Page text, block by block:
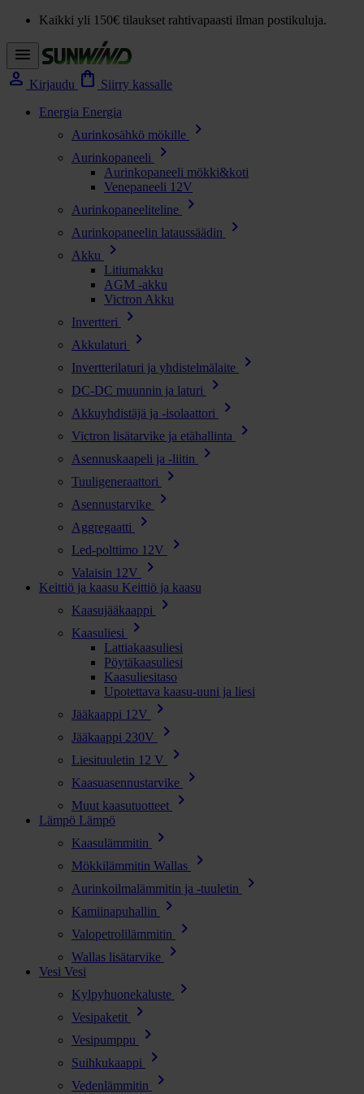
Kaikki yli 150€ tilaukset rahtivapaasti ilman postikuluja.
menu
person Kirjaudu shopping_bag Siirry kassalle
Energia Energia
Aurinkosähkö mökille
chevron_right
Aurinkopaneeli chevron_right
Aurinkopaneeli mökki&koti
Venepaneeli 12V
Aurinkopaneeliteline
chevron_right
Aurinkopaneelin lataussäädin chevron_right
Akku chevron_right
Litiumakku
AGM -akku
Victron Akku
Invertteri
chevron_right
Akkulaturi chevron_right
Invertterilaturi ja yhdistelmälaite chevron_right
DC-DC muunnin ja laturi chevron_right
Akkuyhdistäjä ja -isolaattori chevron_right
Victron lisätarvike ja etähallinta chevron_right
Asennuskaapeli ja -liitin chevron_right
Tuuligeneraattori chevron_right
Asennustarvike chevron_right
Aggregaatti chevron_right
Led-polttimo 12V chevron_right
Valaisin 12V chevron_right
Keittiö ja kaasu Keittiö ja kaasu
Kaasujääkaappi
chevron_right
Kaasuliesi chevron_right
Lattiakaasuliesi
Pöytäkaasuliesi
Kaasuliesitaso
Upotettava kaasu-uuni ja liesi
Jääkaappi 12V
chevron_right
Jääkaappi 230V chevron_right
Liesituuletin 12 V chevron_right
Kaasuasennustarvike chevron_right
Muut kaasutuotteet chevron_right
Lämpö Lämpö
Kaasulämmitin
chevron_right
Mökkilämmitin Wallas chevron_right
Aurinkoilmalämmitin ja -tuuletin chevron_right
Kamiinapuhallin chevron_right
Valopetrolilämmitin chevron_right
Wallas lisätarvike chevron_right
Vesi Vesi
Kylpyhuonekaluste
chevron_right
Vesipaketit chevron_right
Vesipumppu chevron_right
Suihkukaappi chevron_right
Vedenlämmitin chevron_right